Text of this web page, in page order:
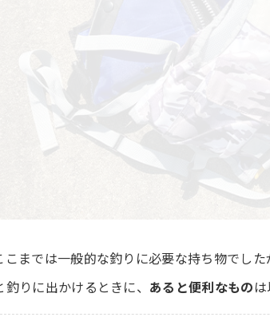
こまでは一般的な釣りに必要な持ち物でし
りに出かけるときに、 あると便利なものは